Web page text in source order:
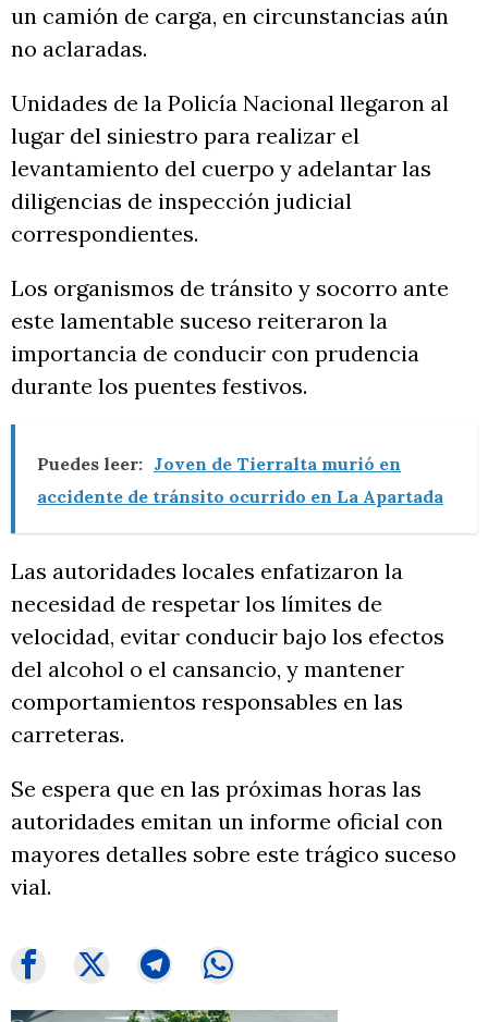
un camión de carga, en circunstancias aún
no aclaradas.
Unidades de la Policía Nacional llegaron al
lugar del siniestro para realizar el
levantamiento del cuerpo y adelantar las
diligencias de inspección judicial
correspondientes.
Los organismos de tránsito y socorro ante
este lamentable suceso reiteraron la
importancia de conducir con prudencia
durante los puentes festivos.
Puedes leer: Joven de Tierralta murió en
accidente de tránsito ocurrido en La Apartada
Las autoridades locales enfatizaron la
necesidad de respetar los límites de
velocidad, evitar conducir bajo los efectos
del alcohol o el cansancio, y mantener
comportamientos responsables en las
carreteras.
Se espera que en las próximas horas las
autoridades emitan un informe oficial con
mayores detalles sobre este trágico suceso
vial.